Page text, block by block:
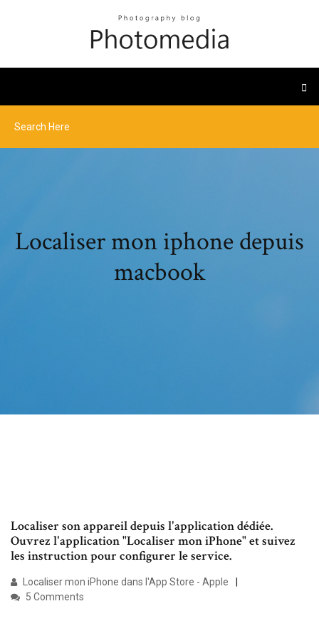
Localiser mon iphone depuis
macbook
Localiser son appareil depuis l'application dédiée.
Ouvrez l'application "Localiser mon iPhone" et suivez
les instruction pour configurer le service.
Localiser mon iPhone dans l'App Store - Apple
5 Comments